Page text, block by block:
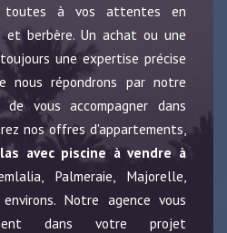
toutes à vos attentes en
et berbère. Un achat ou une
une expertise précise
nous répondrons par notre
de vous accompagner dans
nos offres d'appartements,
avec piscine à vendre à
Palmeraie, Majorelle,
Notre agence vous
dans votre projet